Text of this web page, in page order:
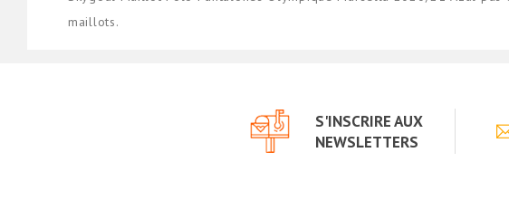
maillots.
S'INSCRIRE AUX
NEWSLETTERS